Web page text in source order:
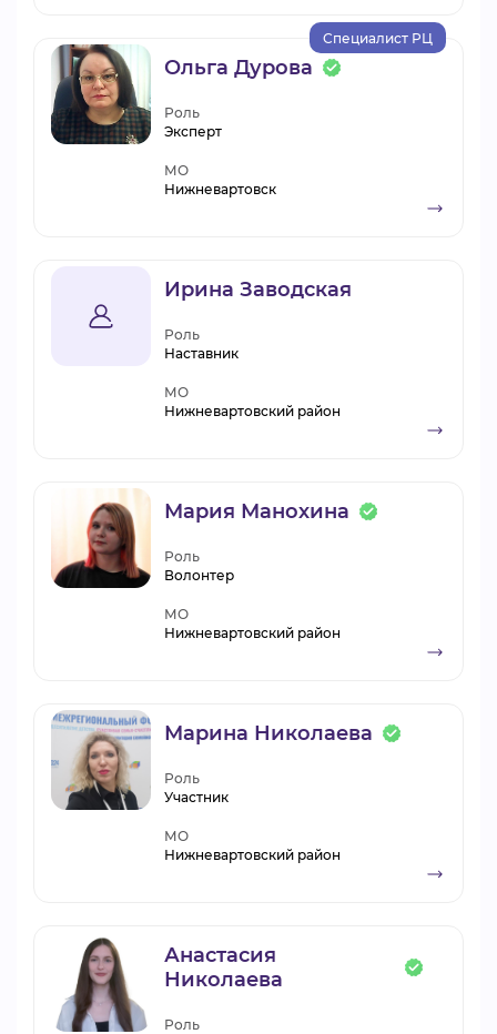
Ольга Дурова
Специалист РЦ
Роль
Эксперт
МО
Нижневартовск
Ирина Заводская
Роль
Наставник
МО
Нижневартовский район
Мария Манохина
Роль
Волонтер
МО
Нижневартовский район
Марина Николаева
Роль
Участник
МО
Нижневартовский район
Анастасия
Николаева
Роль